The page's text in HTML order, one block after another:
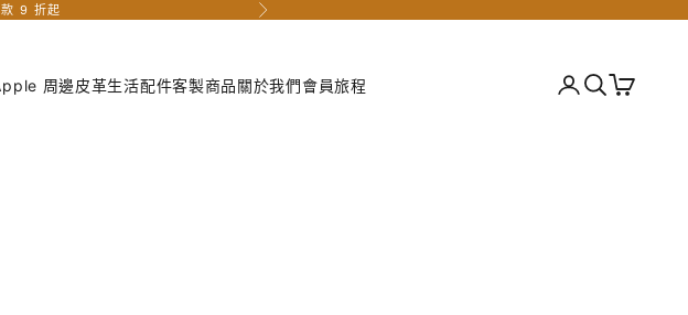
9 折起 下一個
周邊皮革生活配件客製商品關於我們會員旅程 登入搜尋購物車